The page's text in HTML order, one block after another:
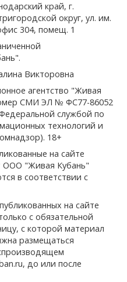
край, г.
округ, ул. им.
304, помещ. 1
Викторовна
агентство "Живая
СМИ ЭЛ № ФС77-86052
службой по
технологий и
18+
на сайте
ООО "Живая Кубань"
в соответствии с
на сайте
с обязательной
с которой материал
размещаться
до или после